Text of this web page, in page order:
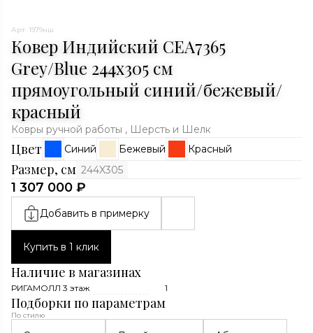
Арт. 1979нш
Ковер Индийский CEA7365
Grey/Blue 244x305 см
прямоугольный синий/бежевый/
красный
Ковры ручной работы , Шерсть и Шелк
Цвет Синий Бежевый Красный
Размер, см 244X305
1 307 000 ₽
Добавить в примерку
Купить в 1 клик
Наличие в магазинах
РИГАМОЛЛ 3 этаж 1
Подборки по параметрам
По стилю